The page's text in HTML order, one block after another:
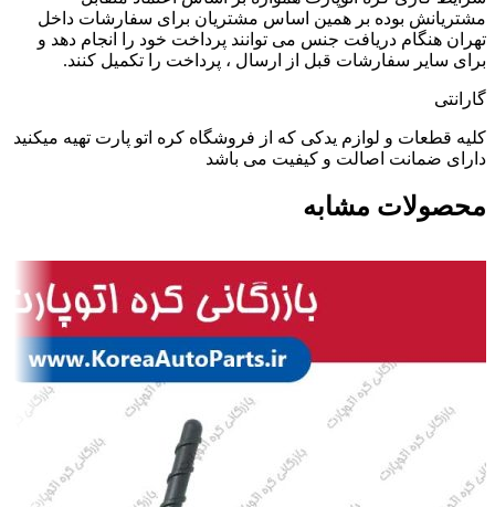
مشتریانش بوده بر همین اساس مشتریان برای سفارشات داخل
تهران هنگام دریافت جنس می توانند پرداخت خود را انجام دهد و
برای سایر سفارشات قبل از ارسال ، پرداخت را تکمیل کنند.
گارانتی
کلیه قطعات و لوازم یدکی که از فروشگاه کره اتو پارت تهیه میکنید
دارای ضمانت اصالت و کیفیت می باشد
محصولات مشابه